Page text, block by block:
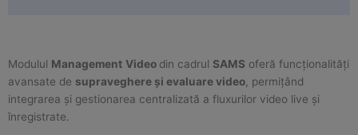
Modulul Management Video din cadrul SAMS oferă funcționalități
avansate de supraveghere și evaluare video , permițând
integrarea și gestionarea centralizată a fluxurilor video live și
înregistrate.